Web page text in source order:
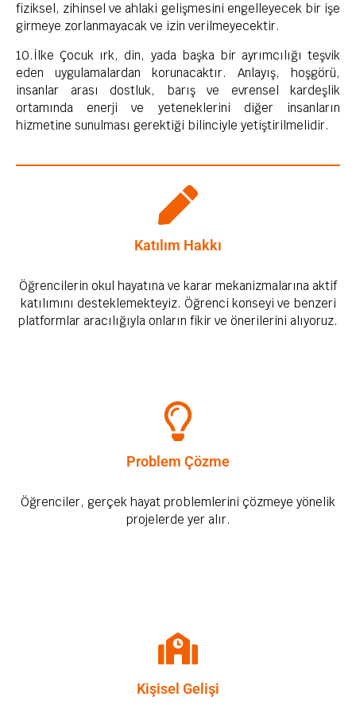
fiziksel, zihinsel ve ahlaki gelişmesini engelleyecek bir işe
girmeye zorlanmayacak ve izin verilmeyecektir.
10.İlke Çocuk ırk, din, yada başka bir ayrımcılığı teşvik
eden uygulamalardan korunacaktır. Anlayış, hoşgörü,
insanlar arası dostluk, barış ve evrensel kardeşlik
ortamında enerji ve yeteneklerini diğer insanların
hizmetine sunulması gerektiği bilinciyle yetiştirilmelidir.
Katılım Hakkı
Öğrencilerin okul hayatına ve karar mekanizmalarına aktif
katılımını desteklemekteyiz. Öğrenci konseyi ve benzeri
platformlar aracılığıyla onların fikir ve önerilerini alıyoruz.
Problem Çözme
Öğrenciler, gerçek hayat problemlerini çözmeye yönelik
projelerde yer alır.
Kişisel Gelişi